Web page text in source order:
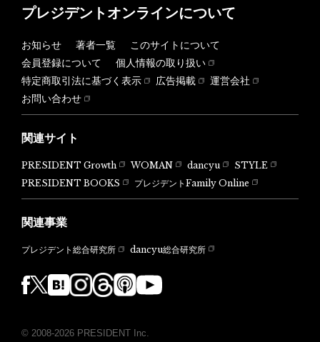
プレジデントオンラインについて
お知らせ 著者一覧
このサイトについて
会員登録について
個人情報の取り扱い
特定商取引法に基づく表示
広告掲載
運営会社
お問い合わせ
関連サイト
PRESIDENT Growth WOMAN dancyu
STYLE
PRESIDENT BOOKS
プレジデントFamily Online
関連事業
プレジデント総合研究所 dancyu総合研究所
© 2008-2026 PRESIDENT Inc.